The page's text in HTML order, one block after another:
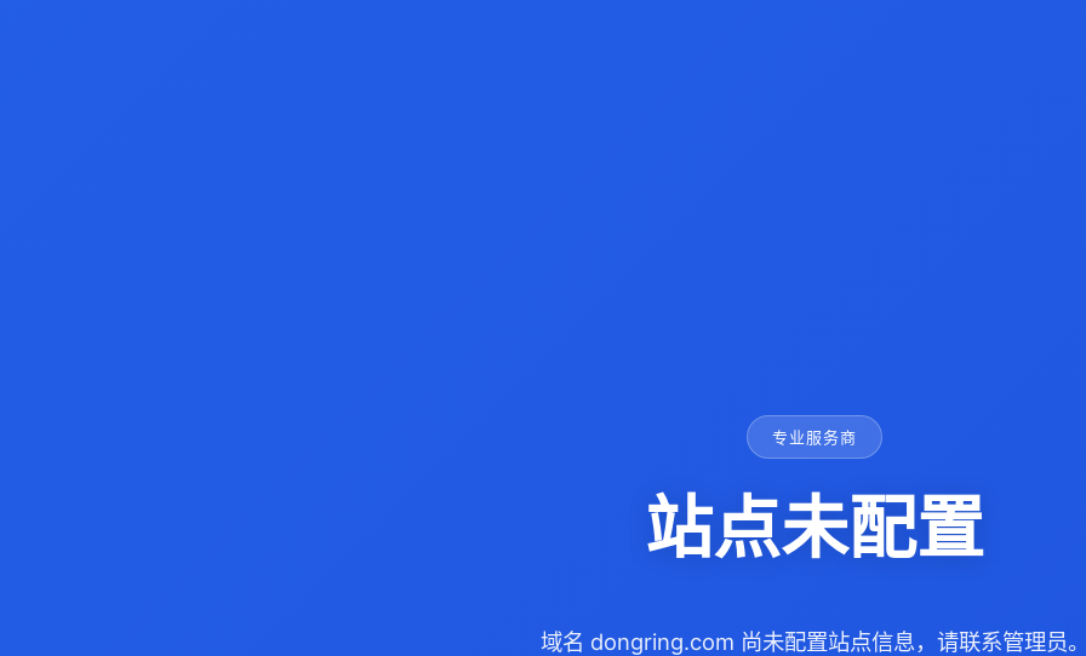
专业服务商
站点未配置
域名 dongring.com 尚未配置站点信息，请联系管理员